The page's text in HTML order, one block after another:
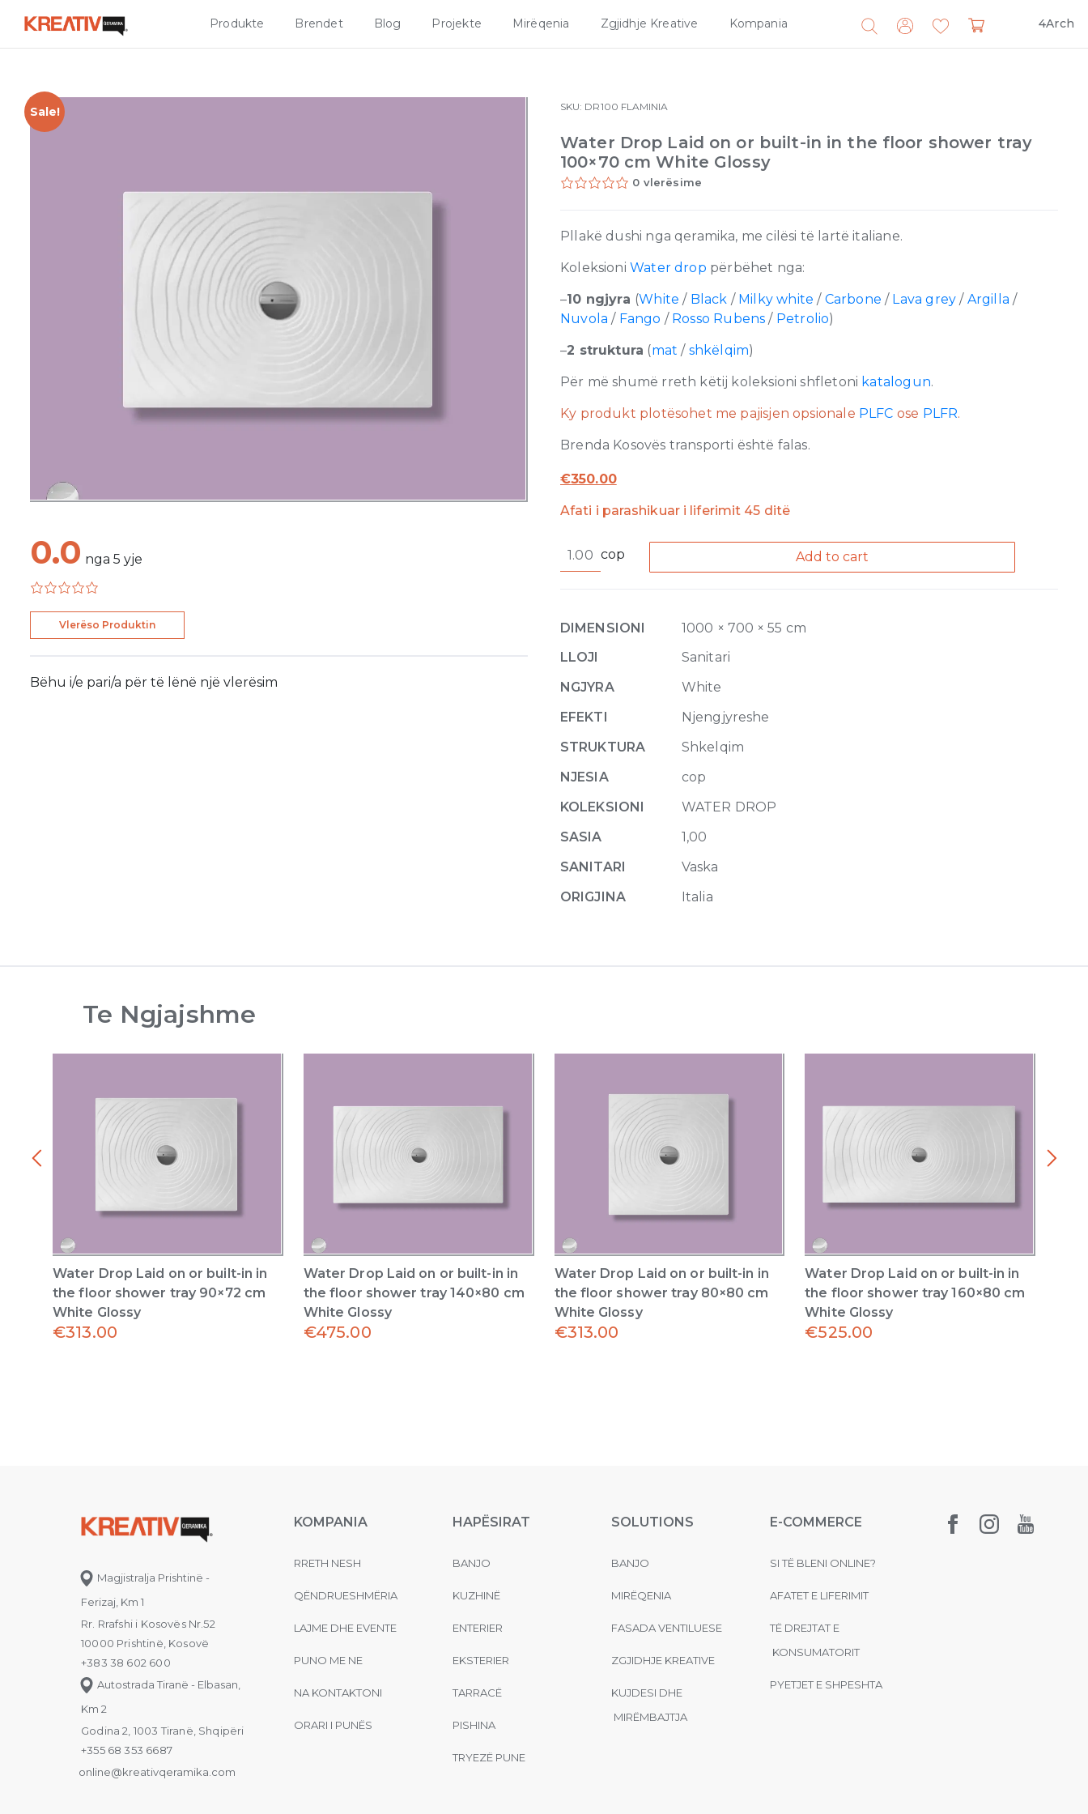
Produkte Brendet Blog Projekte Mirëqenia Zgjidhje Kreative Kompania 4Arch
Search
for:
Sale!
0.0 nga 5 yje
Vlerëso Produktin
Bëhu i/e pari/a për të lënë një vlerësim
SKU: DR100 FLAMINIA
Water Drop Laid on or built-in in the floor shower tray
100×70 cm White Glossy
0 vlerësime
Pllakë dushi nga qeramika, me cilësi të lartë italiane.
Koleksioni Water drop përbëhet nga:
–10 ngjyra (White / Black / Milky white / Carbone / Lava grey / Argilla /
Nuvola / Fango / Rosso Rubens / Petrolio)
–2 struktura (mat / shkëlqim)
Për më shumë rreth këtij koleksioni shfletoni katalogun.
Ky produkt plotësohet me pajisjen opsionale PLFC ose PLFR.
Brenda Kosovës transporti është falas.
€350.00
Afati i parashikuar i liferimit 45 ditë
Drop
built-
in
the
floor
tray
100x70
White
Glossy
cop Add to cart
DIMENSIONI
1000 × 700 × 55 cm
LLOJI
Sanitari
NGJYRA
White
EFEKTI
Njengjyreshe
STRUKTURA
Shkelqim
NJESIA
cop
KOLEKSIONI
WATER DROP
SASIA
1,00
SANITARI
Vaska
ORIGJINA
Italia
Te Ngjajshme
Water Drop Laid on or built-in in
the floor shower tray 90×72 cm
White Glossy
€313.00
Water Drop Laid on or built-in in
the floor shower tray 140×80 cm
White Glossy
€475.00
Water Drop Laid on or built-in in
the floor shower tray 80×80 cm
White Glossy
€313.00
Water Drop Laid on or built-in in
the floor shower tray 160×80 cm
White Glossy
€525.00
Magjistralja Prishtinë -
Ferizaj, Km 1
Rr. Rrafshi i Kosovës Nr.52
10000 Prishtinë, Kosovë
+383 38 602 600
Autostrada Tiranë - Elbasan,
Km 2
Godina 2, 1003 Tiranë, Shqipëri
+355 68 353 6687
online@kreativqeramika.com
KOMPANIA
RRETH NESH
QËNDRUESHMËRIA
LAJME DHE EVENTE
PUNO ME NE
NA KONTAKTONI
ORARI I PUNËS
HAPËSIRAT
BANJO
KUZHINË
ENTERIER
EKSTERIER
TARRACË
PISHINA
TRYEZË PUNE
SOLUTIONS
BANJO
MIRËQENIA
FASADA VENTILUESE
ZGJIDHJE KREATIVE
KUJDESI DHE
MIRËMBAJTJA
E-COMMERCE
SI TË BLENI ONLINE?
AFATET E LIFERIMIT
TË DREJTAT E
KONSUMATORIT
PYETJET E SHPESHTA